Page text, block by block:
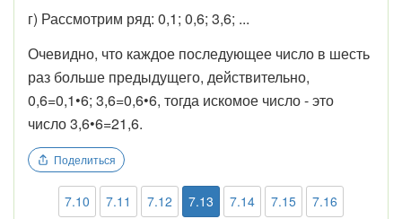
г) Рассмотрим ряд: 0,1; 0,6; 3,6; ...
Очевидно, что каждое последующее число в шесть
раз больше предыдущего, действительно,
0,6=0,1•6; 3,6=0,6•6, тогда искомое число - это
число 3,6•6=21,6.
Поделиться
7.10 7.11 7.12 7.13 7.14 7.15 7.16